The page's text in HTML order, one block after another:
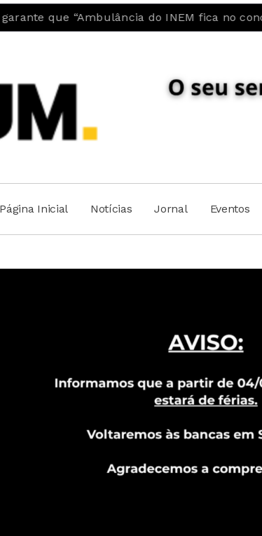
do INEM fica no concelho”
Página Inicial Notícias Jornal Eventos